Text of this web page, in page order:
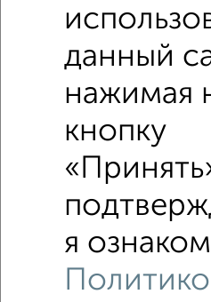
данный
нажимая
кнопку
я